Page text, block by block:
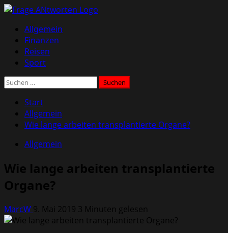
Zum
springen
Primäres
Menü
Allgemein
Finanzen
Reisen
Sport
Suchen
Start
Allgemein
Wie lange arbeiten transplantierte Organe?
Allgemein
Wie lange arbeiten transplantierte
Organe?
MarcW 9. Mai 2019 3 Minuten gelesen